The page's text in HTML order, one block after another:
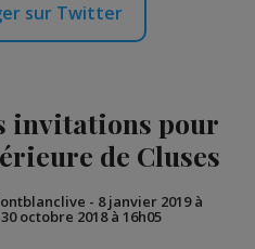
sur Twitter
invitations pour
de Cluses
- 8 janvier 2019 à
octobre 2018 à 16h05